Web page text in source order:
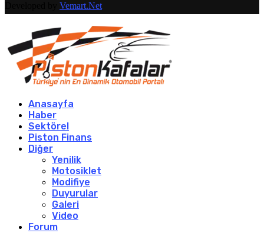
Vemart.Net
Anasayfa
Haber
Sektörel
Piston Finans
Diğer
Yenilik
Motosiklet
Modifiye
Duyurular
Galeri
Video
Forum